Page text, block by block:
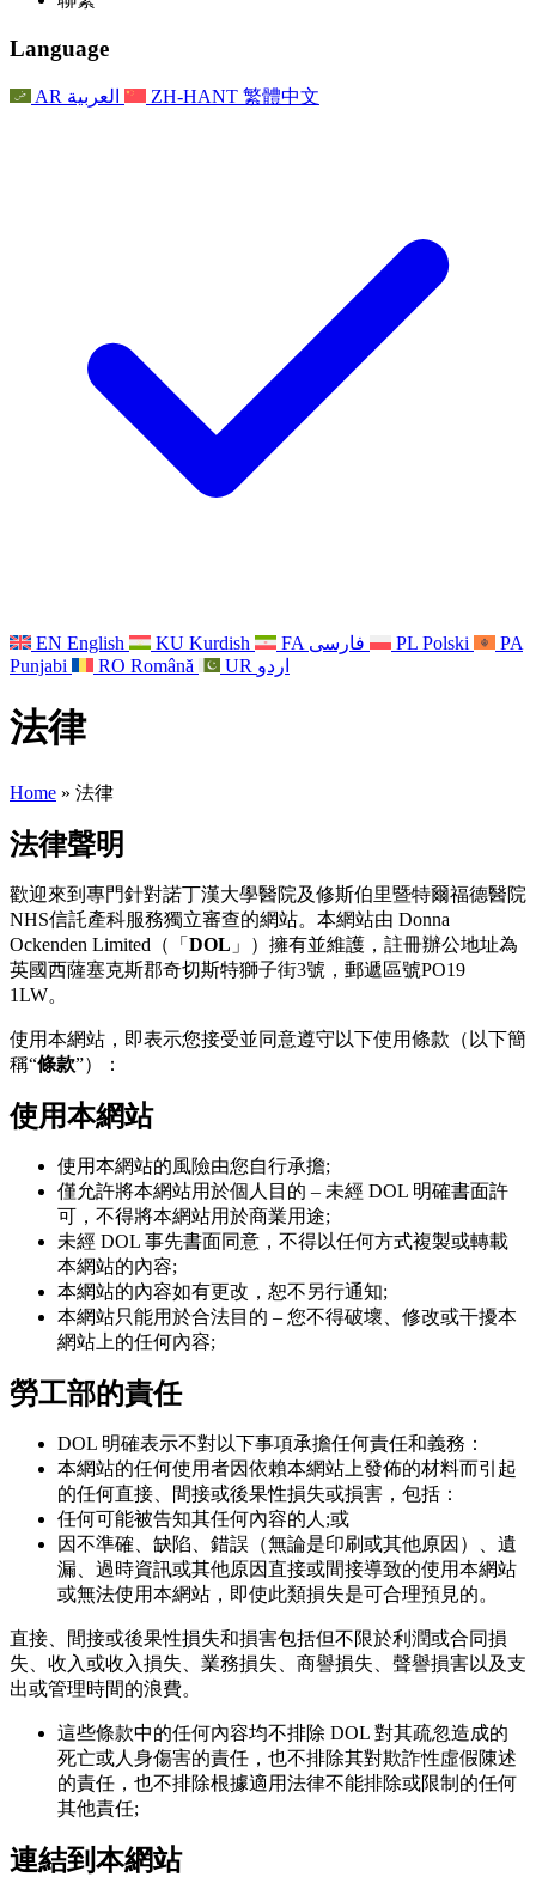
常見問題
For Families
最新消息
聯繫
家庭心理支持
家庭更新
事件
職權範圍
聯繫
For Families
家庭心理支持
家庭更新
Reports
獨立審查的最終報告
獨立審查報告的首次報告
For Families
Nottingham
家庭心理支援服務
心理健康危機支援
基於信仰的喪親支援
對於父親
Language
AR العربية ZH-HANT 繁體中文
EN English KU Kurdish FA فارسی PL Polski
PA
Punjabi
RO Română UR اردو
法律
Home » 法律
法律聲明
歡迎來到專門針對諾丁漢大學醫院及修斯伯里暨特爾福德醫院
NHS信託產科服務獨立審查的網站。本網站由 Donna
Ockenden Limited（「 DOL 」）擁有並維護，註冊辦公地址為
英國西薩塞克斯郡奇切斯特獅子街3號，郵遞區號PO19
1LW。
使用本網站，即表示您接受並同意遵守以下使用條款（以下簡
稱“條款”）：
使用本網站
使用本網站的風險由您自行承擔;
僅允許將本網站用於個人目的 – 未經 DOL 明確書面許
可，不得將本網站用於商業用途;
未經 DOL 事先書面同意，不得以任何方式複製或轉載
本網站的內容;
本網站的內容如有更改，恕不另行通知;
本網站只能用於合法目的 – 您不得破壞、修改或干擾本
網站上的任何內容;
勞工部的責任
DOL 明確表示不對以下事項承擔任何責任和義務：
本網站的任何使用者因依賴本網站上發佈的材料而引起
的任何直接、間接或後果性損失或損害，包括：
任何可能被告知其任何內容的人;或
因不準確、缺陷、錯誤（無論是印刷或其他原因）、遺
漏、過時資訊或其他原因直接或間接導致的使用本網站
或無法使用本網站，即使此類損失是可合理預見的。
直接、間接或後果性損失和損害包括但不限於利潤或合同損
失、收入或收入損失、業務損失、商譽損失、聲譽損害以及支
出或管理時間的浪費。
這些條款中的任何內容均不排除 DOL 對其疏忽造成的
死亡或人身傷害的責任，也不排除其對欺詐性虛假陳述
的責任，也不排除根據適用法律不能排除或限制的任何
其他責任;
連結到本網站